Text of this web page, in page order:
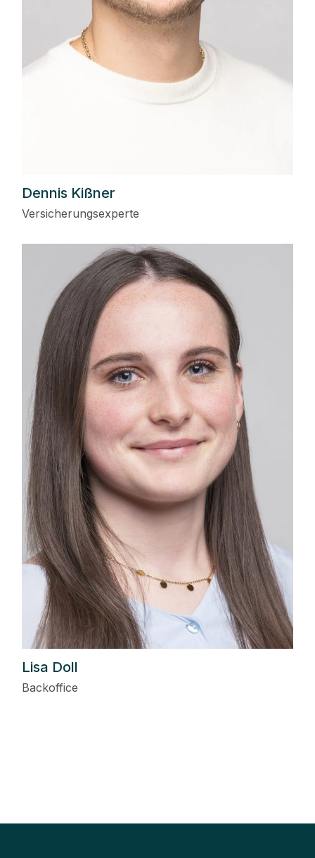
Dennis Kißner
Versicherungsexperte
IN. LNKD. FB.
Lisa Doll
Backoffice